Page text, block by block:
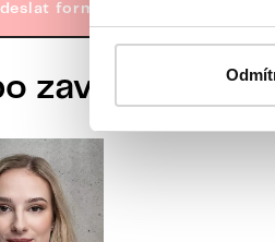
formulář
zavolejte naší